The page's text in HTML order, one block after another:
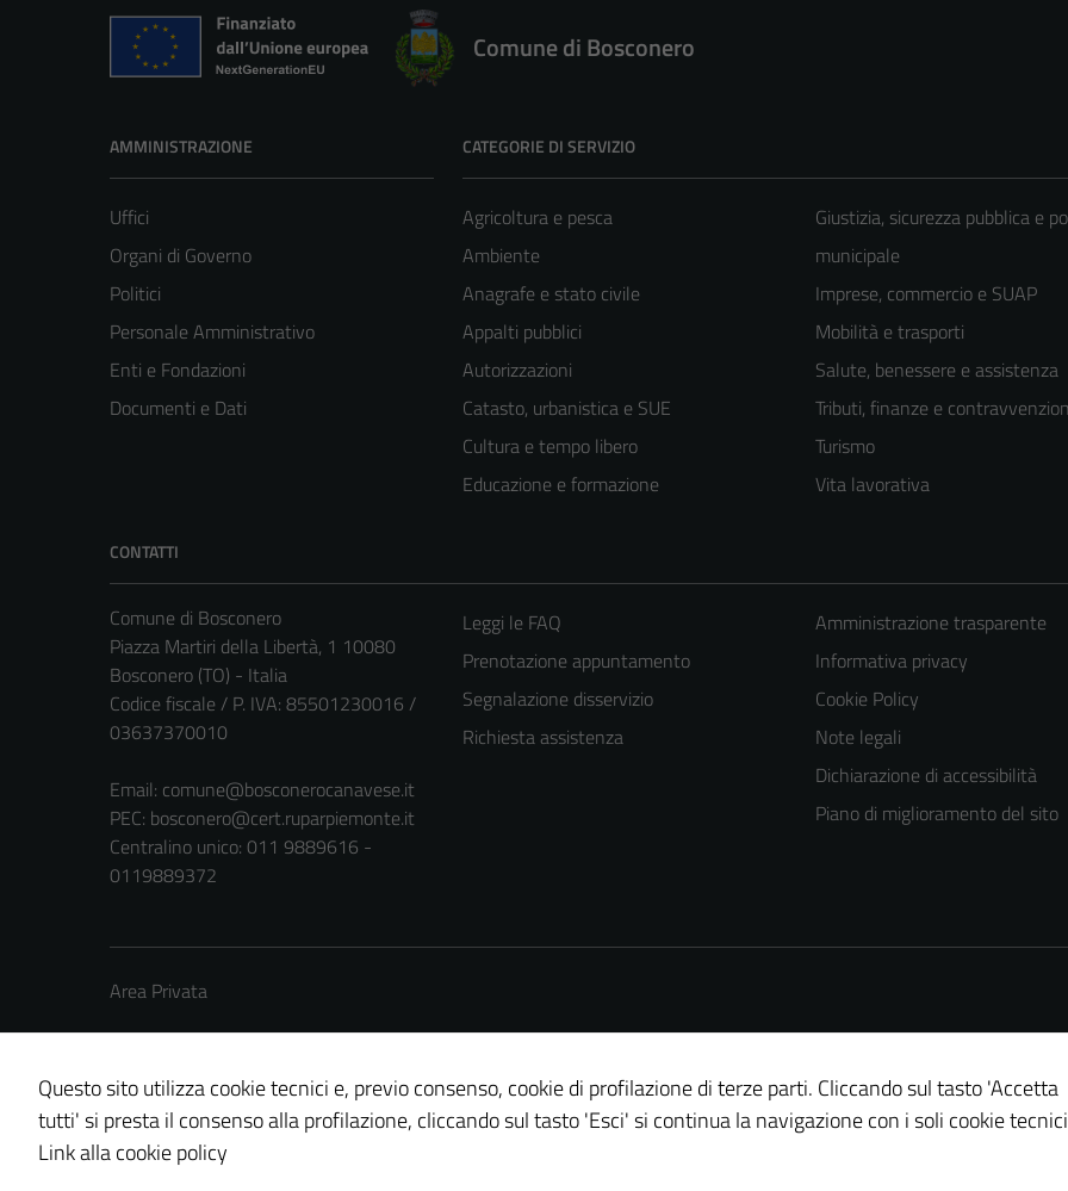
Comune di Bosconero
AMMINISTRAZIONE
Uffici
Organi di Governo
Politici
Personale Amministrativo
Enti e Fondazioni
Documenti e Dati
CATEGORIE DI SERVIZIO
Agricoltura e pesca
Ambiente
Anagrafe e stato civile
Appalti pubblici
Autorizzazioni
Catasto, urbanistica e SUE
Cultura e tempo libero
Educazione e formazione
Giustizia, sicurezza pubblica e
municipale
Imprese, commercio e SUAP
Mobilità e trasporti
Salute, benessere e assistenza
Tributi, finanze e
Turismo
Vita lavorativa
CONTATTI
Comune di Bosconero
Piazza Martiri della Libertà, 1 10080
Bosconero (TO) - Italia
Codice fiscale / P. IVA: 85501230016 /
03637370010
Email: comune@bosconerocanavese.it
PEC: bosconero@cert.ruparpiemonte.it
Centralino unico: 011 9889616 -
0119889372
Leggi le FAQ
Prenotazione appuntamento
Segnalazione disservizio
Richiesta assistenza
Amministrazione trasparente
Informativa privacy
Cookie Policy
Note legali
Dichiarazione di accessibilità
Piano di miglioramento del sito
Area Privata
Credits: © Technical Design s.r.l.
Questo sito utilizza cookie tecnici e, previo consenso, cookie di profilazione di terze parti. Cliccando sul tasto 'Accetta
tutti' si presta il consenso alla profilazione, cliccando sul tasto 'Esci' si continua la navigazione con i soli cookie
Link alla cookie policy
del sito e non
essere
disabilitati.